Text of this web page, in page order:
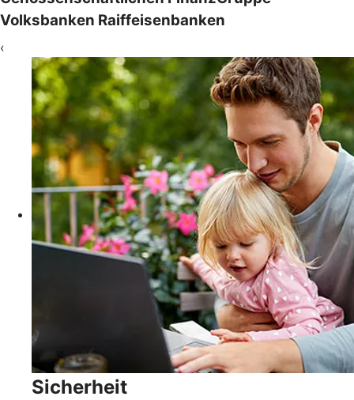
Volksbanken Raiffeisenbanken
‹
Sicherheit